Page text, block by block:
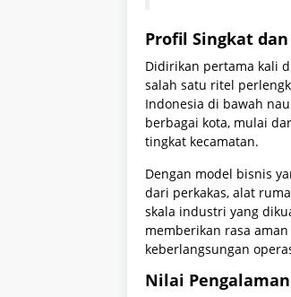
Profil Singkat
Didirikan pertama kali
salah satu ritel
Indonesia di bawah
berbagai kota, mulai
tingkat kecamatan.
Dengan model bisnis
dari perkakas, alat
skala industri yang
memberikan rasa
keberlangsungan
Nilai